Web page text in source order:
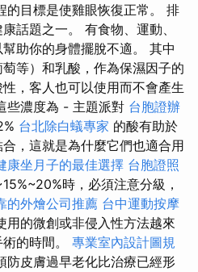
的目標是使雞眼恢復正常。 排
話題之一。 有食物、運動、
助你的身體擺脫不適。 其中
等）和乳酸，作為保濕因子的
，客人也可以使用而不會產生
些濃度為 - 主題派對 台胞證辦
台北除白蟻專家 的酸有助於
，這就是為什麼它們也適合用
康坐月子的最佳選擇 台胞證照
時，必須注意分級，
的外燴公司推薦 台中運動按摩
用的微創或非侵入性方法越來
的時間。 專業室內設計圖規
防皮膚過早老化比治療已經形